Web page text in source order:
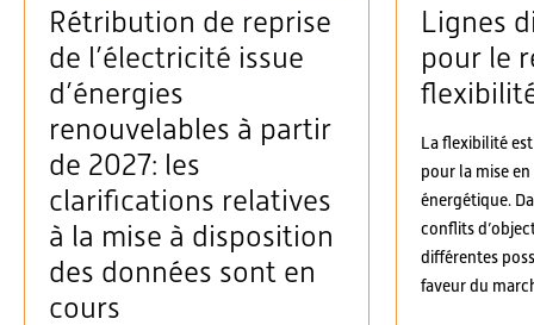
Rétribution de reprise
de l’électricité issue
d’énergies
renouvelables à partir
de 2027: les
clarifications relatives
à la mise à disposition
des données sont en
cours
Lignes
pour le
La flexibilité
pour la mise
énergétique.
conflits
différentes
faveur du